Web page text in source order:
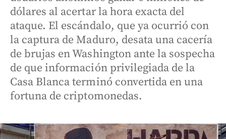
dólares al acertar la hora exacta del
ataque. El escándalo, que ya ocurrió con
la captura de Maduro, desata una cacería
de brujas en Washington ante la sospecha
de que información privilegiada de la
Casa Blanca terminó convertida en una
fortuna de criptomonedas.